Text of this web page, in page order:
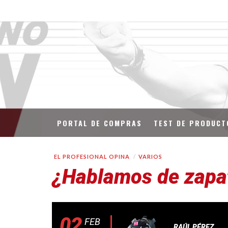
PORTAL DE COMPRAS TEST DE
EL PROFESIONAL OPINA VARIOS
¿Hablamos de
FEB